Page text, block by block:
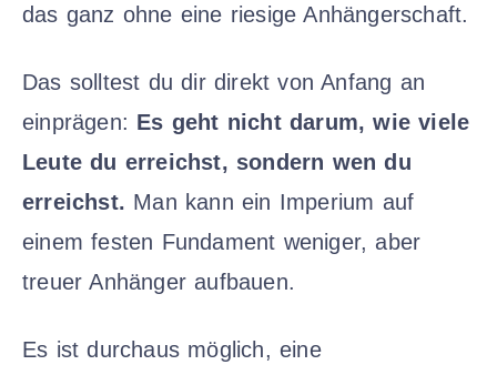
das ganz ohne eine riesige Anhängerschaft.
Das solltest du dir direkt von Anfang an
einprägen: Es geht nicht darum, wie viele
Leute du erreichst, sondern wen du
erreichst. Man kann ein Imperium auf
einem festen Fundament weniger, aber
treuer Anhänger aufbauen.
Es ist durchaus möglich, eine